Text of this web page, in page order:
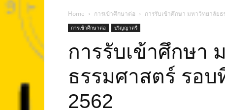
Home การเข้าศึกษาต่อ การรับเข้าศึกษา มหาวิทยาลัย
การเข้าศึกษาต่อ ปริญญาตรี
การรับเข้าศึกษา
ธรรมศาสตร์ รอ
2562